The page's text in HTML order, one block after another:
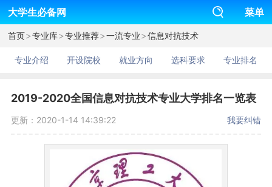
大学生必备网 菜单
首页>专业库>专业推荐>一流专业>信息对抗技术
专业介绍 开设院校 就业方向 选科要求 专业排名
2019-2020全国信息对抗技术专业大学排名一览表
更新：2020-1-14 14:39:22 我要纠错